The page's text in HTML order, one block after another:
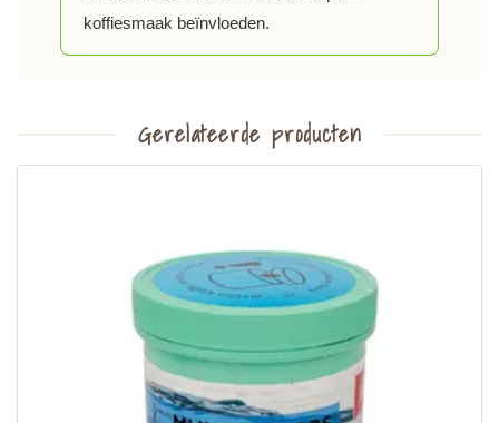
koffiesmaak beïnvloeden.
Gerelateerde producten